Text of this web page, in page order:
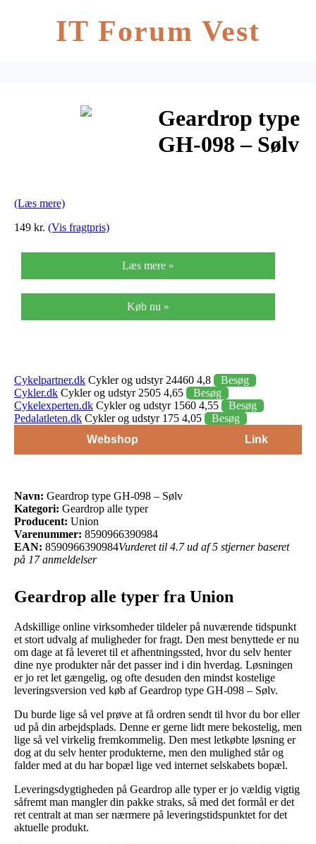
IT Forum Vest
Geardrop type
GH-098 – Sølv
(Læs mere)
149 kr. (Vis fragtpris)
Læs mere »
Køb nu »
Cykelpartner.dk Cykler og udstyr 24460 4,8
Besøg
Cykler.dk Cykler og udstyr 2505 4,65
Besøg
Cykelexperten.dk Cykler og udstyr 1560 4,55
Besøg
Pedalatleten.dk Cykler og udstyr 175 4,05
Besøg
Webshop
Link
Navn: Geardrop type GH-098 – Sølv
Kategori: Geardrop alle typer
Producent: Union
Varenummer: 8590966390984
EAN: 8590966390984Vurderet til 4.7 ud af 5 stjerner baseret
på 17 anmeldelser
Geardrop alle typer fra Union
Adskillige online virksomheder tildeler på nuværende tidspunkt
et stort udvalg af muligheder for fragt. Den mest benyttede er nu
om dage at få leveret til et afhentningssted, hvor du selv henter
dine nye produkter når det passer ind i din hverdag. Løsningen
er jo ret let gængelig, og ofte desuden den mindst kostelige
leveringsversion ved køb af Geardrop type GH-098 – Sølv.
Du burde lige så vel prøve at få ordren sendt til hvor du bor eller
ud på din arbejdsplads. Denne er gerne lidt mere bekostelig, men
lige så vel virkelig fremkommelig. Den mest letkøbte løsning er
dog at du selv henter produkterne, men den mulighed står og
falder med at du har bopæl lige ved internet selskabets bopæl.
Leveringsdygtigheden på Geardrop alle typer er jo vældig vigtig
såfremt man mangler din pakke straks, så med det formål er det
ret centralt at man ser nærmere på leveringstidspunktet for det
aktuelle produkt.